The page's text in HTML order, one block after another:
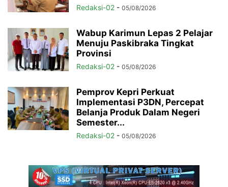
Redaksi-02 - 05/08/2026
Wabup Karimun Lepas 2 Pelajar
Menuju Paskibraka Tingkat
Provinsi
Redaksi-02 - 05/08/2026
Pemprov Kepri Perkuat
Implementasi P3DN, Percepat
Belanja Produk Dalam Negeri
Semester...
Redaksi-02 - 05/08/2026